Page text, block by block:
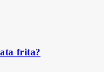
frita?